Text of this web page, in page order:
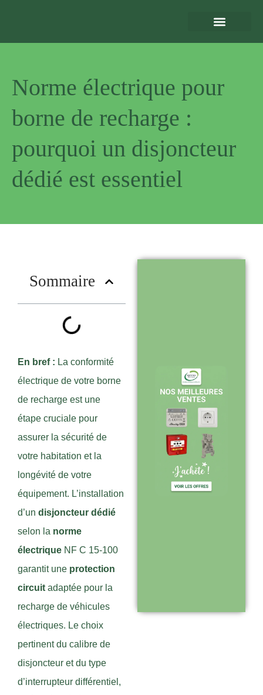
Norme électrique pour
borne de recharge :
pourquoi un disjoncteur
dédié est essentiel
Sommaire
En bref : La conformité
électrique de votre borne
de recharge est une
étape cruciale pour
assurer la sécurité de
votre habitation et la
longévité de votre
équipement. L’installation
d’un disjoncteur dédié
selon la norme
électrique NF C 15-100
garantit une protection
circuit adaptée pour la
recharge de véhicules
électriques. Le choix
pertinent du calibre de
disjoncteur et du type
d’interrupteur différentiel,
Expédition sous
24-48h :
livraison rapide
après validation
de commande